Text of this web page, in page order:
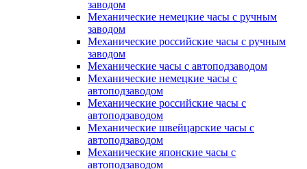
заводом
Механические немецкие часы с ручным
заводом
Механические российские часы с ручным
заводом
Механические часы с автоподзаводом
Механические немецкие часы с
автоподзаводом
Механические российские часы с
автоподзаводом
Механические швейцарские часы с
автоподзаводом
Механические японские часы с
автоподзаводом